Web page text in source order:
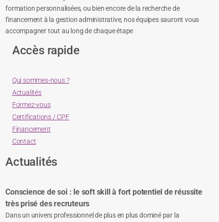
formation personnalisées, ou bien encore de la recherche de
financement à la gestion administrative, nos équipes sauront vous
accompagner tout au long de chaque étape
Accès rapide
Qui sommes-nous ?
Actualités
Formez-vous
Certifications / CPF
Financement
Contact
Actualités
Conscience de soi : le soft skill à fort potentiel de réussite
très prisé des recruteurs
Dans un univers professionnel de plus en plus dominé par la